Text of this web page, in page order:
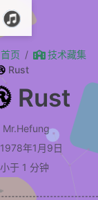
首页
技术藏集
Rust
Rust
Mr.Hefung
1978年1月9日
小于 1 分钟